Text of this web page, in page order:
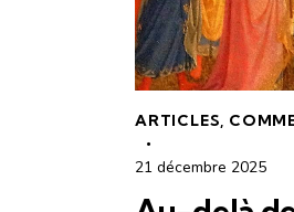
ARTICLES,
21 décembre 2025